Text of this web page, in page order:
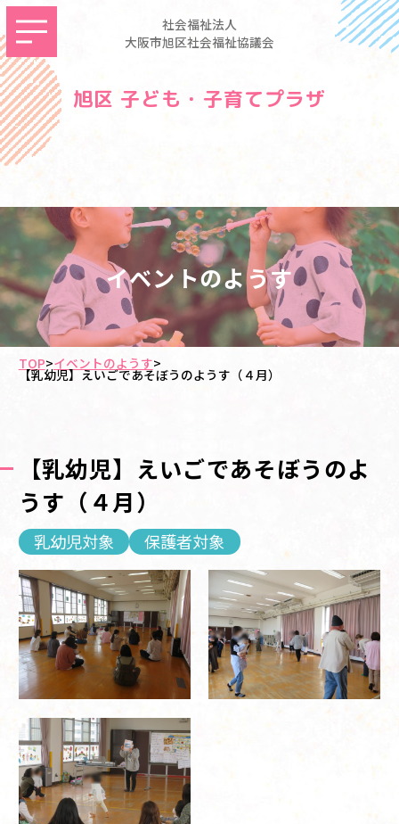
社会福祉法人
大阪市旭区社会福祉協議会
旭区 子ども・子育てプラザ
イベントのようす
TOP>イベントのようす>
【乳幼児】えいごであそぼうのようす（４月）
【乳幼児】えいごであそぼうのよ
うす（４月）
乳幼児対象 保護者対象